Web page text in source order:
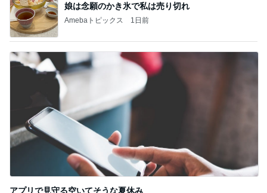
娘は念願のかき氷で私は売り切れ
Amebaトピックス 1日前
アプリで見守る空いてそうな夏休み